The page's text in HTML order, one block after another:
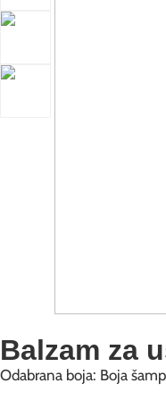
Balzam za
Odabrana boja: Boja